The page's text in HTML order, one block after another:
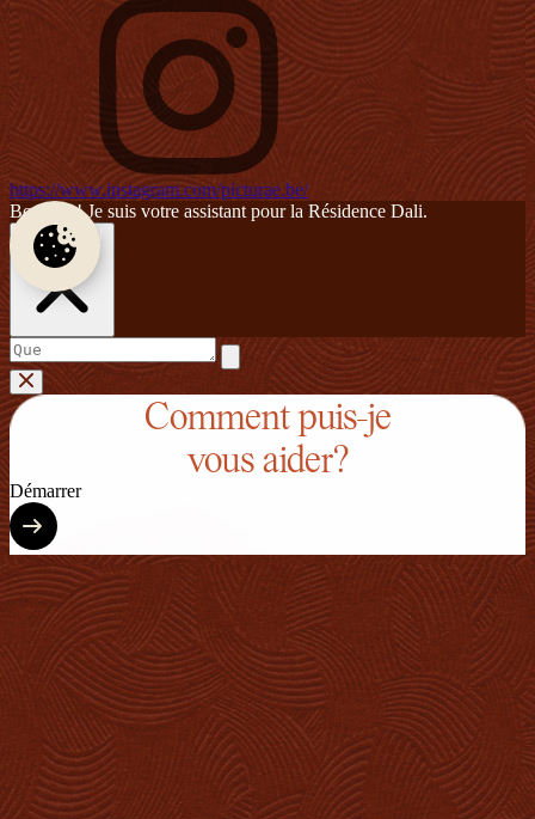
https://www.instagram.com/picturae.be/
Bonjour ! Je suis votre assistant pour la Résidence Dali.
Close panel
Comment puis-je
vous aider?
Démarrer